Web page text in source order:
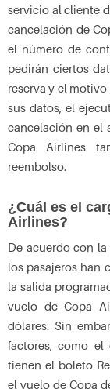
servicio al cliente
cancelación de
el número de
pedirán ciertos
reserva y el
sus datos, el
cancelación en el
Copa Airlines
reembolso.
¿Cuál es el
Airlines?
De acuerdo con
los pasajeros han
la salida
vuelo de Copa
dólares. Sin
factores, como el
tienen el boleto
el vuelo de Copa